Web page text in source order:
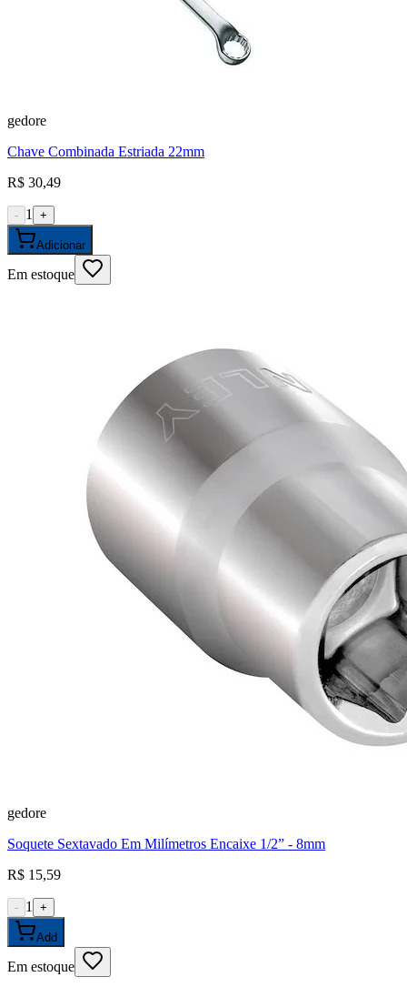
gedore
Chave Combinada Estriada 22mm
R$ 30,49
- 1 +
Adicionar
Em estoque
gedore
Soquete Sextavado Em Milímetros Encaixe 1/2” - 8mm
R$ 15,59
- 1 +
Add
Em estoque